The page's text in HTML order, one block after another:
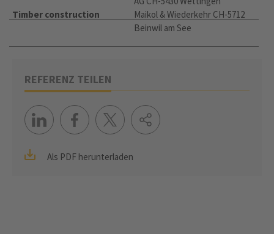
Timber construction
Maikol & Wiederkehr CH-5712
Beinwil am See
REFERENZ TEILEN
Als PDF herunterladen